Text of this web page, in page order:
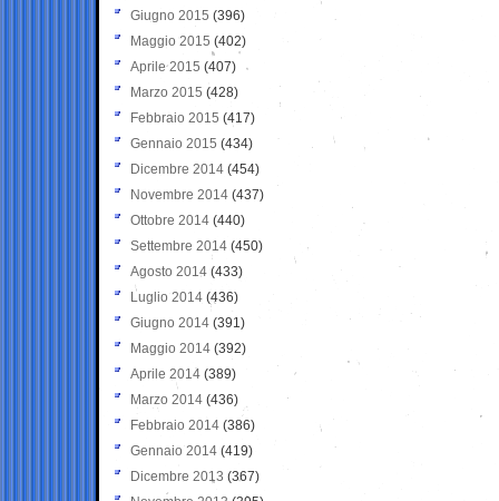
Giugno 2015 (396)
Maggio 2015 (402)
Aprile 2015 (407)
Marzo 2015 (428)
Febbraio 2015 (417)
Gennaio 2015 (434)
Dicembre 2014 (454)
Novembre 2014 (437)
Ottobre 2014 (440)
Settembre 2014 (450)
Agosto 2014 (433)
Luglio 2014 (436)
Giugno 2014 (391)
Maggio 2014 (392)
Aprile 2014 (389)
Marzo 2014 (436)
Febbraio 2014 (386)
Gennaio 2014 (419)
Dicembre 2013 (367)